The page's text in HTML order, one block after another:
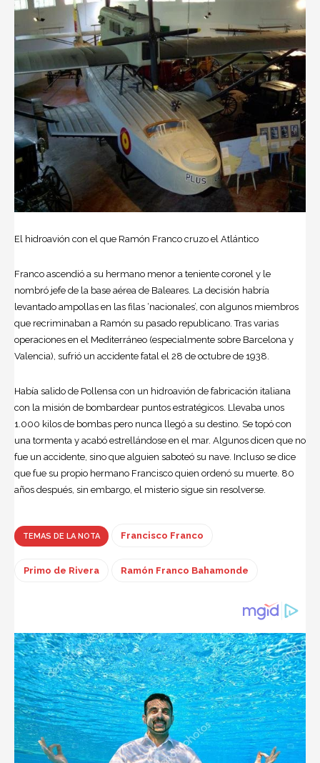
El hidroavión con el que Ramón Franco cruzo el Atlántico
Franco ascendió a su hermano menor a teniente coronel y le
nombró jefe de la base aérea de Baleares. La decisión habría
levantado ampollas en las filas ‘nacionales’, con algunos miembros
que recriminaban a Ramón su pasado republicano. Tras varias
operaciones en el Mediterráneo (especialmente sobre Barcelona y
Valencia), sufrió un accidente fatal el 28 de octubre de 1938.
Había salido de Pollensa con un hidroavión de fabricación italiana
con la misión de bombardear puntos estratégicos. Llevaba unos
1.000 kilos de bombas pero nunca llegó a su destino. Se topó con
una tormenta y acabó estrellándose en el mar. Algunos dicen que no
fue un accidente, sino que alguien saboteó su nave. Incluso se dice
que fue su propio hermano Francisco quien ordenó su muerte. 80
años después, sin embargo, el misterio sigue sin resolverse.
TEMAS DE LA NOTA Francisco Franco
Primo de Rivera Ramón Franco Bahamonde